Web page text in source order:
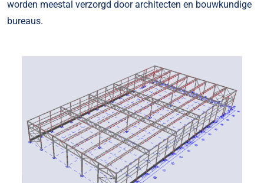
worden meestal verzorgd door architecten en bouwkundige
bureaus.